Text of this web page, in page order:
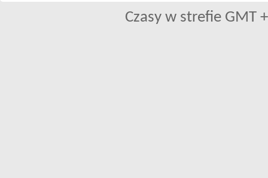
Czasy w strefie GMT